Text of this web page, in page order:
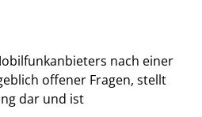
nach einer
offener Fragen, stellt
dar und ist